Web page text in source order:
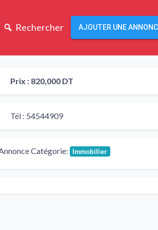
Rechercher AJOUTER UNE
Prix : 820,000 DT
Tél : 54544909
Catégorie: Immobilier